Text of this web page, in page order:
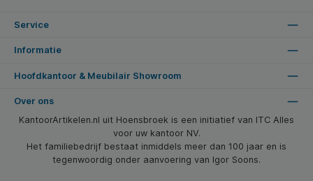
Service
Informatie
Hoofdkantoor & Meubilair Showroom
Over ons
KantoorArtikelen.nl uit Hoensbroek is een initiatief van ITC Alles
voor uw kantoor NV.
Het familiebedrijf bestaat inmiddels meer dan 100 jaar en is
tegenwoordig onder aanvoering van Igor Soons.